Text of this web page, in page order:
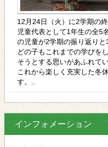
12月24日（火）に2学期の
児童代表として1年生の全5
の児童が2学期の振り返りと
どの子もこれまでの学びを
そうとする思いがあふれてい
これから楽しく充実した冬
す。..
インフォメーション